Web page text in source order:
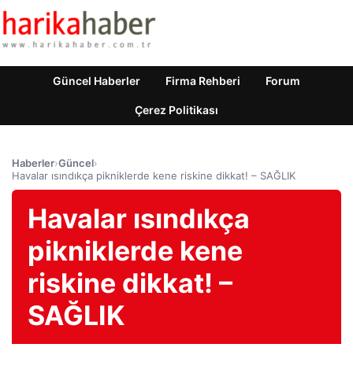
Güncel Haberler Firma Rehberi Forum
Çerez Politikası
Haberler›Güncel›
Havalar ısındıkça pikniklerde kene riskine dikkat! – SAĞLIK
Havalar ısındıkça
pikniklerde kene
riskine dikkat! –
SAĞLIK